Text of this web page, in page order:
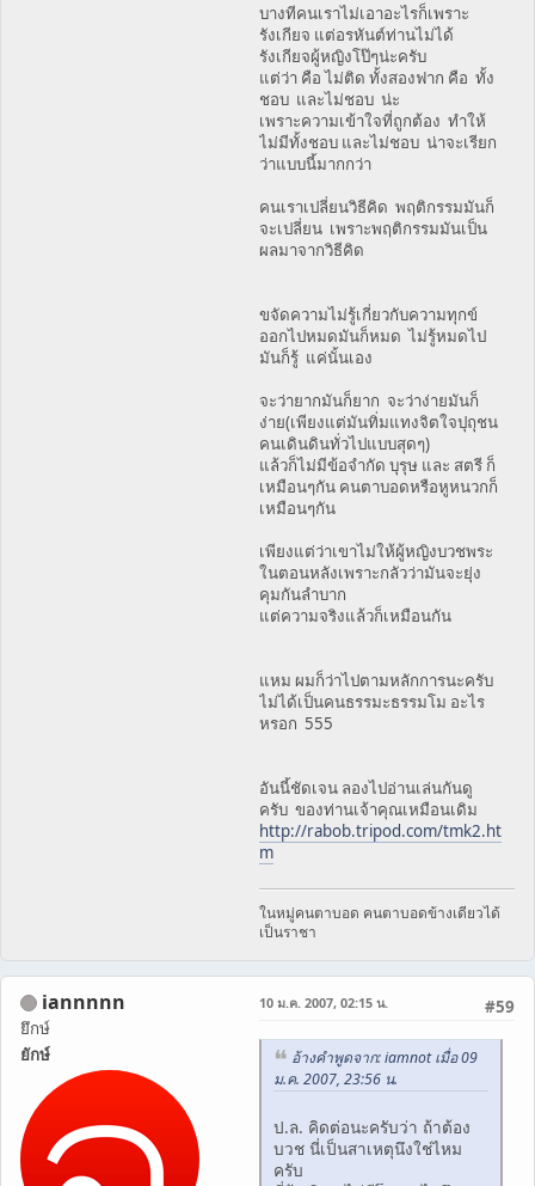
บางทีคนเราไม่เอาอะไรก็เพราะ
รังเกียจ แต่อรหันต์ท่านไม่ได้
รังเกียจผู้หญิงโป๊ๆน่ะครับ
แต่ว่า คือ ไม่ติด ทั้งสองฟาก คือ ทั้ง
ชอบ และไม่ชอบ น่ะ
เพราะความเข้าใจที่ถูกต้อง ทำให้
ไม่มีทั้งชอบ และไม่ชอบ น่าจะเรียก
ว่าแบบนี้มากกว่า
คนเราเปลี่ยนวิธีคิด พฤติกรรมมันก็
จะเปลี่ยน เพราะพฤติกรรมมันเป็น
ผลมาจากวิธีคิด
ขจัดความไม่รู้เกี่ยวกับความทุกข์
ออกไปหมดมันก็หมด ไม่รู้หมดไป
มันก็รู้ แค่นั้นเอง
จะว่ายากมันก็ยาก จะว่าง่ายมันก็
ง่าย(เพียงแต่มันทิ่มแทงจิตใจปุถุชน
คนเดินดินทั่วไปแบบสุดๆ)
แล้วก็ไม่มีข้อจำกัด บุรุษ และ สตรี ก็
เหมือนๆกัน คนตาบอดหรือหูหนวกก็
เหมือนๆกัน
เพียงแต่ว่าเขาไม่ให้ผู้หญิงบวชพระ
ในตอนหลังเพราะกลัวว่ามันจะยุ่ง
คุมกันลำบาก
แต่ความจริงแล้วก็เหมือนกัน
แหม ผมก็ว่าไปตามหลักการนะครับ
ไม่ได้เป็นคนธรรมะธรรมโม อะไร
หรอก 555
อันนี้ชัดเจน ลองไปอ่านเล่นกันดู
ครับ ของท่านเจ้าคุณเหมือนเดิม
http://rabob.tripod.com/tmk2.ht
m
ในหมู่คนตาบอด คนตาบอดข้างเดียวได้
เป็นราชา
iannnnn
ยึกษ์
ยักษ์
#59
10 ม.ค. 2007, 02:15 น.
อ้างคำพูดจาก: iamnot เมื่อ 09
ม.ค. 2007, 23:56 น.
ป.ล. คิดต่อนะครับว่า ถ้าต้อง
บวช นี่เป็นสาเหตุนึงใช่ไหม
ครับ